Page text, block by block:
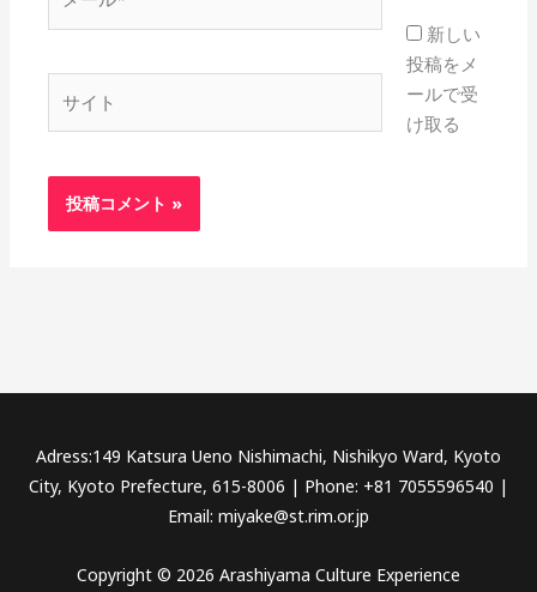
ー
*
新しい
投稿をメ
ールで受
け取る
Adress:149 Katsura Ueno Nishimachi, Nishikyo Ward, Kyoto
City, Kyoto Prefecture, 615-8006 | Phone: +81 7055596540 |
Email: miyake@st.rim.or.jp
Copyright © 2026 Arashiyama Culture Experience